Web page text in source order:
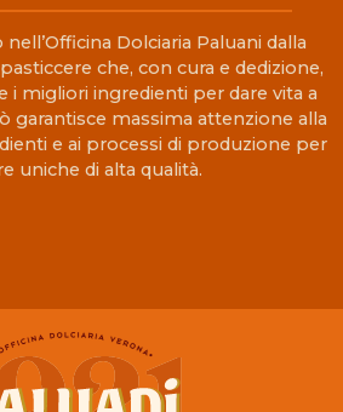
Dolciaria Paluani dalla
che, con cura e dedizione,
i migliori ingredienti per dare vita a
garantisce massima attenzione alla
e ai processi di produzione per
uniche di alta qualità.